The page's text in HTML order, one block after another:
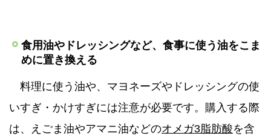
食用油やドレッシングなど、食事に使う油をこま
めに置き換える
料理に使う油や、マヨネーズやドレッシングの使
いすぎ・かけすぎには注意が必要です。購入する際
は、えごま油やアマニ油などのオメガ3脂肪酸を含